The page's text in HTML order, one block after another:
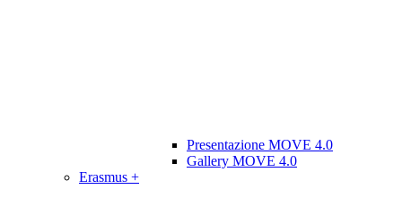
Presentazione MOVE 4.0
Gallery MOVE 4.0
Erasmus +